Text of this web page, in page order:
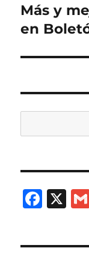
Entrada
siguiente:
Más y
en
F
X